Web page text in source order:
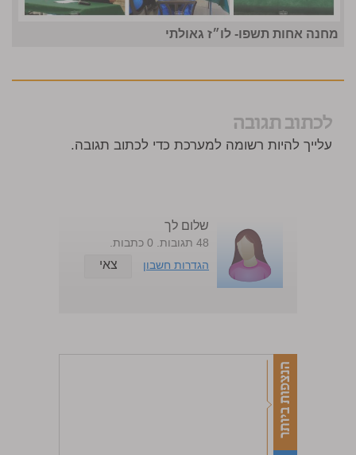
מחנה אחות תשפו- לו״ז גאולתי
לכתוב תגובה
עלייך להיות רשומה למערכת כדי לכתוב תגובה.
שלום לך
48 תגובות. 0 כתבות.
הגדרות חשבון
צאי